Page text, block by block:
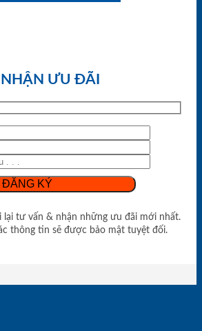
ƯU ĐÃI
lại tư vấn & nhận những ưu đãi mới nhất.
thông tin sẽ được bảo mật tuyệt đối.